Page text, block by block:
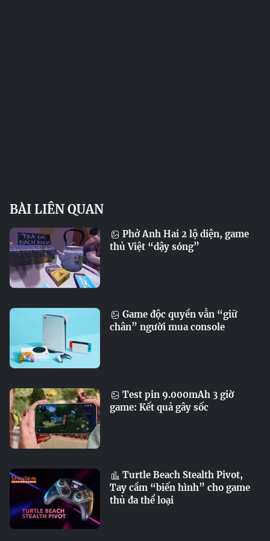
BÀI LIÊN QUAN
Phở Anh Hai 2 lộ diện, game
thủ Việt “dậy sóng”
Game độc quyền vẫn “giữ
chân” người mua console
Test pin 9.000mAh 3 giờ
game: Kết quả gây sốc
Turtle Beach Stealth Pivot,
Tay cầm “biến hình” cho game
thủ đa thể loại